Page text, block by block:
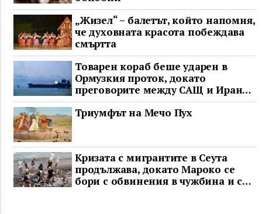
„Жизел“ – балетът, който напомня,
че духовната красота побеждава
смъртта
Товарен кораб беше ударен в
Ормузкия проток, докато
преговорите между САЩ и Иран
останаха в безизходица
Триумфът на Мечо Пух
Кризата с мигрантите в Сеута
продължава, докато Мароко се
бори с обвинения в чужбина и с